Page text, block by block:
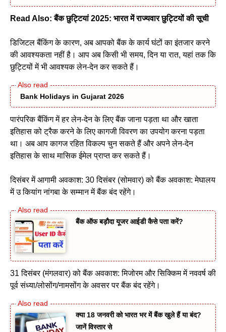
Read Also:बैंक छुट्टियां 2025: भारत में राज्यवार छुट्टियों की सूची
डिजिटल बैंकिंग के कारण, अब आपको बैंक के कार्य घंटों का इंतजार करने
की आवश्यकता नहीं है। आप अब किसी भी समय, दिन या रात, यहां तक कि
छुट्टियों में भी आवश्यक लेन-देन कर सकते हैं।
Bank Holidays in Gujarat 2026
पारंपरिक बैंकिंग में हर लेन-देन के लिए बैंक जाना पड़ता था और खाता
इतिहास को ट्रैक करने के लिए कागजी विवरण का उपयोग करना पड़ता
था। अब आप कागज रहित विकल्प चुन सकते हैं और अपने लेन-देन
इतिहास के साथ मासिक ईमेल प्राप्त कर सकते हैं।
दिसंबर में आगामी अवकाश: 30 दिसंबर (सोमवार) को बैंक अवकाश: मेघालय
में उ कियांग नांगबा के सम्मान में बैंक बंद रहेंगे।
बैंक ऑफ बड़ौदा यूजर आईडी कैसे पता करें?
31 दिसंबर (मंगलवार) को बैंक अवकाश: मिजोरम और सिक्किम में नववर्ष की
पूर्व संध्या/लोसोंग/नामसोंग के अवसर पर बैंक बंद रहेंगे।
क्या 18 जनवरी को भारत भर में बैंक खुले हैं या बंद?
जानें विस्तार से